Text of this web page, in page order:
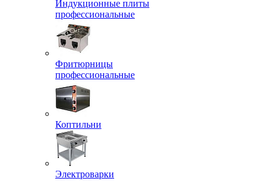
Индукционные плиты
профессиональные
Фритюрницы
профессиональные
Коптильни
Электроварки